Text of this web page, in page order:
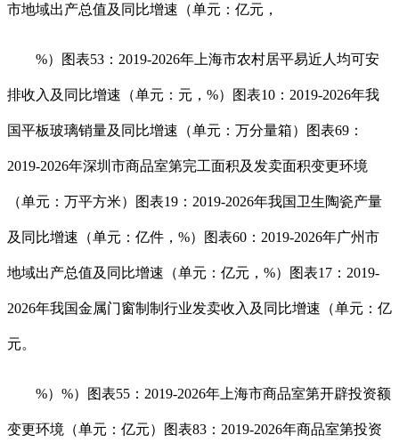
市地域出产总值及同比增速（单元：亿元，
%）图表53：2019-2026年上海市农村居平易近人均可安
排收入及同比增速（单元：元，%）图表10：2019-2026年我
国平板玻璃销量及同比增速（单元：万分量箱）图表69：
2019-2026年深圳市商品室第完工面积及发卖面积变更环境
（单元：万平方米）图表19：2019-2026年我国卫生陶瓷产量
及同比增速（单元：亿件，%）图表60：2019-2026年广州市
地域出产总值及同比增速（单元：亿元，%）图表17：2019-
2026年我国金属门窗制制行业发卖收入及同比增速（单元：亿
元。
%）%）图表55：2019-2026年上海市商品室第开辟投资额
变更环境（单元：亿元）图表83：2019-2026年商品室第投资